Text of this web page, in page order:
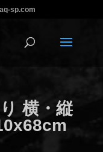
sp.com
横・縦